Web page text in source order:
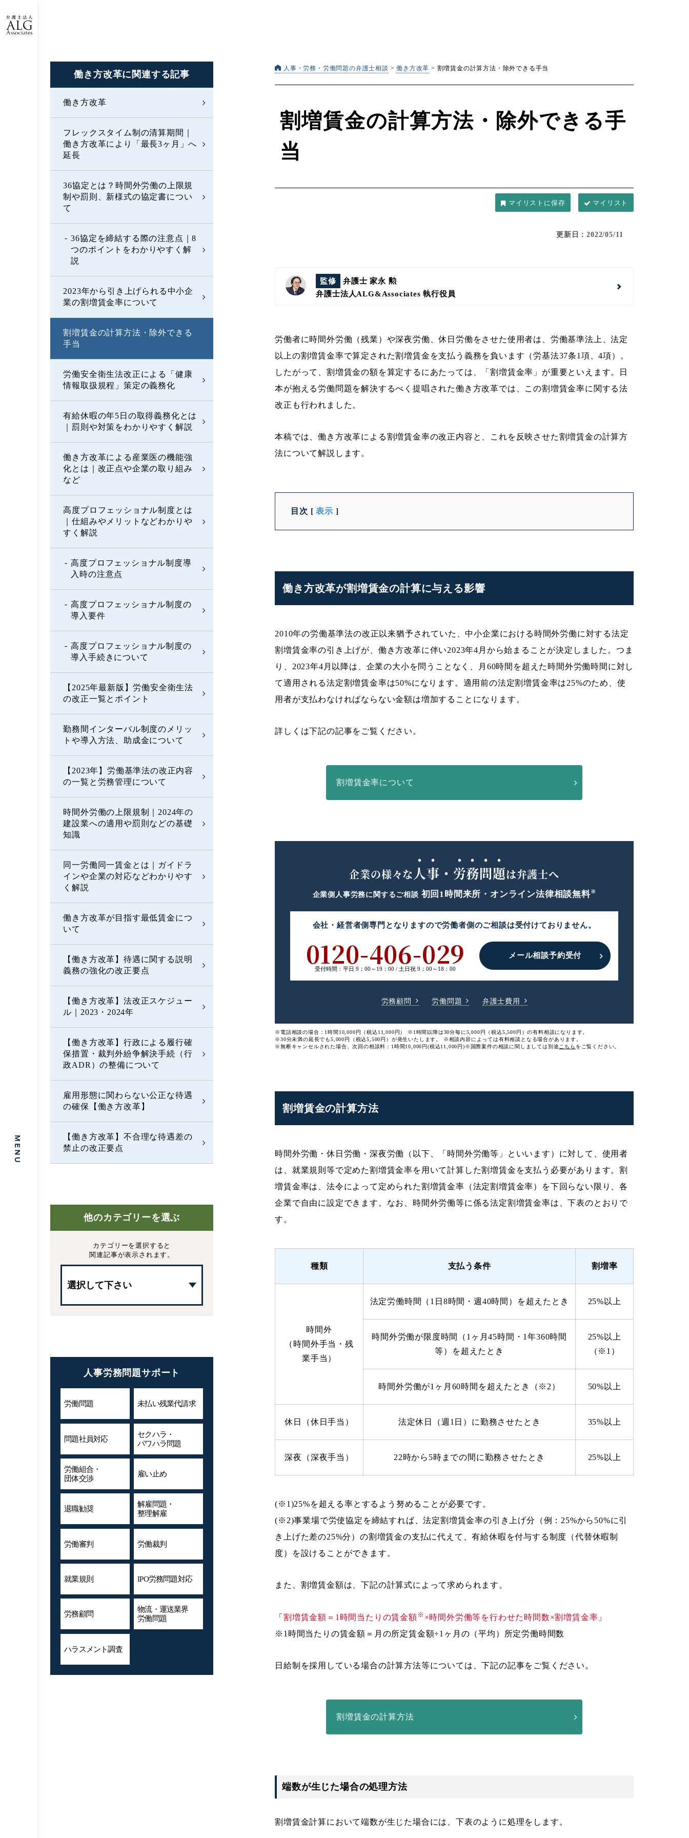
働き方改革に 関連する記事
働き方改革
フレックスタイム制の清算期間｜
働き方改革により「最長3ヶ月」へ
延長
36協定とは？時間外労働の上限規
制や罰則、新様式の協定書につい
て
36協定を締結する際の注意点｜8
つのポイントをわかりやすく解
説
2023年から引き上げられる中小企
業の割増賃金率について
割増賃金の計算方法・除外できる
手当
労働安全衛生法改正による「健康
情報取扱規程」策定の義務化
有給休暇の年5日の取得義務化とは
｜罰則や対策をわかりやすく解説
働き方改革による産業医の機能強
化とは｜改正点や企業の取り組み
など
高度プロフェッショナル制度とは
｜仕組みやメリットなどわかりや
すく解説
高度プロフェッショナル制度導
入時の注意点
高度プロフェッショナル制度の
導入要件
高度プロフェッショナル制度の
導入手続きについて
【2025年最新版】労働安全衛生法
の改正一覧とポイント
勤務間インターバル制度のメリッ
トや導入方法、助成金について
【2023年】労働基準法の改正内容
の一覧と労務管理について
時間外労働の上限規制｜2024年の
建設業への適用や罰則などの基礎
知識
同一労働同一賃金とは｜ガイドラ
インや企業の対応などわかりやす
く解説
働き方改革が目指す最低賃金につ
いて
【働き方改革】待遇に関する説明
義務の強化の改正要点
【働き方改革】法改正スケジュー
ル｜2023・2024年
【働き方改革】行政による履行確
保措置・裁判外紛争解決手続（行
政ADR）の整備について
雇用形態に関わらない公正な待遇
の確保【働き方改革】
【働き方改革】不合理な待遇差の
禁止の改正要点
他のカテゴリーを選ぶ
カテゴリーを選択すると
関連記事が表示されます。
人事労務問題サポート
労働問題 未払い残業代請求
問題社員対応
セクハラ・
パワハラ問題
労働組合・
団体交渉
雇い止め
退職勧奨
解雇問題・
整理解雇
労働審判 労働裁判
就業規則 IPO労務問題対応
労務顧問
物流・運送業界
労働問題
ハラスメント調査
人事・労務・労働問題の弁護士相談 >働き方改革 > 割増賃金の計算方法・除外できる手当
割増賃金の計算方法・除外できる手
当
マイリスト
更新日：2022/05/11
監修
弁護士 家永 勲
弁護士法人ALG&Associates執行役員
労働者に時間外労働（残業）や深夜労働、休日労働をさせた使用者は、労働基準法上、法定
以上の割増賃金率で算定された割増賃金を支払う義務を負います（労基法37条1項、4項）。
したがって、割増賃金の額を算定するにあたっては、「割増賃金率」が重要といえます。日
本が抱える労働問題を解決するべく提唱された働き方改革では、この割増賃金率に関する法
改正も行われました。
本稿では、働き方改革による割増賃金率の改正内容と、これを反映させた割増賃金の計算方
法について解説します。
目次 [ 表示 ]
働き方改革が割増賃金の計算に与える影響
2010年の労働基準法の改正以来猶予されていた、中小企業における時間外労働に対する法定
割増賃金率の引き上げが、働き方改革に伴い2023年4月から始まることが決定しました。つま
り、2023年4月以降は、企業の大小を問うことなく、月60時間を超えた時間外労働時間に対し
て適用される法定割増賃金率は50%になります。適用前の法定割増賃金率は25%のため、使
用者が支払わなければならない金額は増加することになります。
詳しくは下記の記事をご覧ください。
割増賃金率について
企業の様々な 人事・労務問題は弁護士へ
企業側人事労務に関するご相談 初回1時間来所・オンライン法律相談無料※
会社・経営者側専門 となりますので労働者側のご相談は受付けておりません。
0120-406-029
受付時間：平日 9：00～19：00 / 土日祝 9：00～18：00
メール相談予約受付
労務顧問 労働問題 弁護士費用
※電話相談の場合：1時間10,000円（税込11,000円）
※1時間以降は30分毎に5,000円（税込5,500円）の有料相談になります。
※30分未満の延長でも5,000円（税込5,500円）が発生いたします。
※相談内容によっては有料相談となる場合があります。
※無断キャンセルされた場合、次回の相談料：1時間10,000円(税込11,000円)※国際案件の相談に関しましては 別途 こちら をご覧ください。
割増賃金の計算方法
時間外労働・休日労働・深夜労働（以下、「時間外労働等」といいます）に対して、使用者
は、就業規則等で定めた割増賃金率を用いて計算した割増賃金を支払う必要があります。割
増賃金率は、法令によって定められた割増賃金率（法定割増賃金率）を下回らない限り、各
企業で自由に設定できます。なお、時間外労働等に係る法定割増賃金率は、下表のとおりで
す。
種類 支払う条件 割増率
時間外
（時間外手当・残
業手当）
法定労働時間（1日8時間・週40時間）を超えたとき 25%以上
時間外労働が限度時間（1ヶ月45時間・1年360時間
等）を超えたとき
25%以上
（※1）
時間外労働が1ヶ月60時間を超えたとき（※2） 50%以上
休日（休日手当） 法定休日（週1日）に勤務させたとき 35%以上
深夜（深夜手当） 22時から5時までの間に勤務させたとき 25%以上
(※1)25%を超える率とするよう努めることが必要です。
(※2)事業場で労使協定を締結すれば、法定割増賃金率の引き上げ分（例：25%から50%に引
き上げた差の25%分）の割増賃金の支払に代えて、有給休暇を付与する制度（代替休暇制
度）を設けることができます。
また、割増賃金額は、下記の計算式によって求められます。
「 割増賃金額＝1時間当たりの賃金額 ※ ×時間外労働等を行わせた時間数×割増賃金率 」
※1時間当たりの賃金額＝月の所定賃金額÷1ヶ月の（平均）所定労働時間数
日給制を採用している場合の計算方法等については、下記の記事をご覧ください。
割増賃金の計算方法
端数が生じた場合の処理方法
割増賃金計算において端数が生じた場合には、下表のように処理をします。